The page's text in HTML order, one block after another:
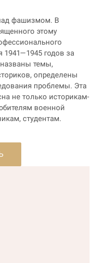
фашизмом. В
этому
1941—1945 годов за
темы,
определены
проблемы. Эта
не только историкам-
военной
студентам.